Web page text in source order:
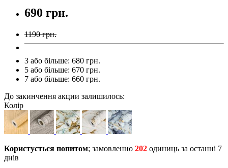
690 грн.
1190 грн.
3 або більше: 680 грн.
5 або більше: 670 грн.
7 або більше: 660 грн.
До закинчення акции залишилось:
Колір
Користується попитом; замовленно 202 одиниць за останні 7
днів